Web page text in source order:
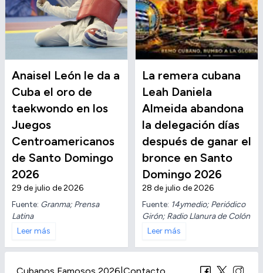
Anaisel León le da a
Cuba el oro de
taekwondo en los
Juegos
Centroamericanos
de Santo Domingo
2026
29 de julio de 2026
Fuente: Granma; Prensa
Latina
Leer más
La remera cubana
Leah Daniela
Almeida abandona
la delegación días
después de ganar el
bronce en Santo
Domingo 2026
28 de julio de 2026
Fuente: 14ymedio; Periódico
Girón; Radio Llanura de Colón
Leer más
Cubanos Famosos 2026 Contacto